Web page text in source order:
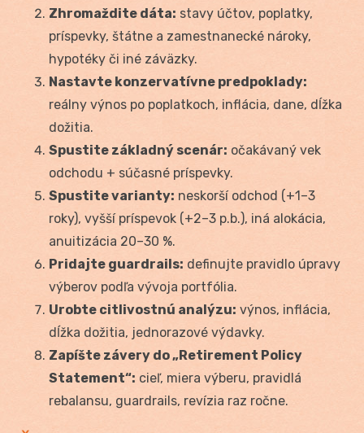
Zhromaždite dáta: stavy účtov, poplatky,
príspevky, štátne a zamestnanecké nároky,
hypotéky či iné záväzky.
Nastavte konzervatívne predpoklady:
reálny výnos po poplatkoch, inflácia, dane, dĺžka
dožitia.
Spustite základný scenár: očakávaný vek
odchodu + súčasné príspevky.
Spustite varianty: neskorší odchod (+1–3
roky), vyšší príspevok (+2–3 p.b.), iná alokácia,
anuitizácia 20–30 %.
Pridajte guardrails: definujte pravidlo úpravy
výberov podľa vývoja portfólia.
Urobte citlivostnú analýzu: výnos, inflácia,
dĺžka dožitia, jednorazové výdavky.
Zapíšte závery do „Retirement Policy
Statement“: cieľ, miera výberu, pravidlá
rebalansu, guardrails, revízia raz ročne.